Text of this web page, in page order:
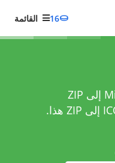
16 القائمة
حوّل ملفك من Microsoft icon file إلى ZIP
هذا.